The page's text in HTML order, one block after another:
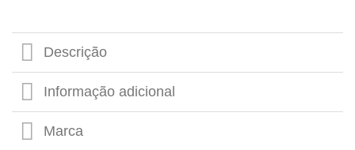
Descrição
Informação adicional
Marca